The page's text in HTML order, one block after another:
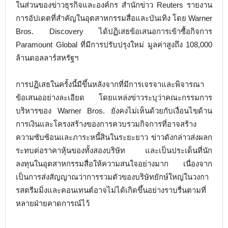
ในส่วนของข่าวธุรกิจและองค์กร สำนักข่าว Reuters รายงาน
การอัปเดตที่สำคัญในอุตสาหกรรมสื่อและบันเทิง โดย Warner
Bros. Discovery ได้ปฏิเสธข้อเสนอการเข้าซื้อกิจการ
Paramount Global ที่มีการปรับปรุงใหม่ มูลค่าสูงถึง 108,000
ล้านดอลลาร์สหรัฐฯ
การปฏิเสธในครั้งนี้มีขึ้นหลังจากที่มีการเจรจาและพิจารณา
ข้อเสนออย่างละเอียด โดยแหล่งข่าวระบุว่าคณะกรรมการ
บริหารของ Warner Bros. ยังคงไม่เห็นด้วยกับเงื่อนไขด้าน
การเงินและโครงสร้างของการควบรวมกิจการที่อาจสร้าง
ความซับซ้อนและภาระหนี้สินในระยะยาว ข่าวดังกล่าวส่งผลก
ระทบต่อราคาหุ้นของทั้งสองบริษัท และเป็นประเด็นที่นัก
ลงทุนในอุตสาหกรรมสื่อให้ความสนใจอย่างมาก เนื่องจาก
เป็นการส่งสัญญาณว่าการรวมตัวของบริษัทยักษ์ใหญ่ในวงกา
รสตรีมมิ่งและคอนเทนต์อาจไม่ได้เกิดขึ้นอย่างราบรื่นตามที่
หลายฝ่ายคาดการณ์ไว้